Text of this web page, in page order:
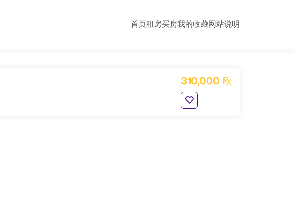
首页租房买房我的收藏网站说明
310,000 欧